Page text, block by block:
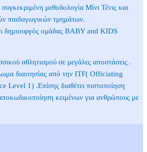
μεθοδολογία Μίνι Τένις και
παιδαγωγικών τμημάτων.
δημιουργός ομάδας ΒABY and KIDS
αθλητισμού σε μεγάλες αποστάσεις .
διαιτησίας από την ITF( Officiating
Level 1) .Επίσης διαθέτει πιστοποίηση
κειμένων για ανθρώπους με